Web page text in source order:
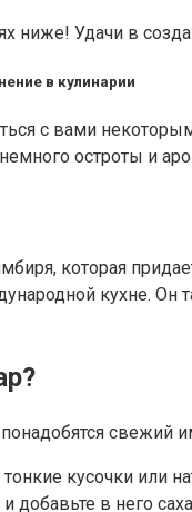
Удачи в
в кулинарии
с вами
остроты и
которая
кухне. Он
свежий
кусочки или
в него